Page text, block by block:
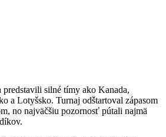
silné tímy ako Kanada,
a Lotyšsko. Turnaj odštartoval zápasom
no najväčšiu pozornosť pútali najmä